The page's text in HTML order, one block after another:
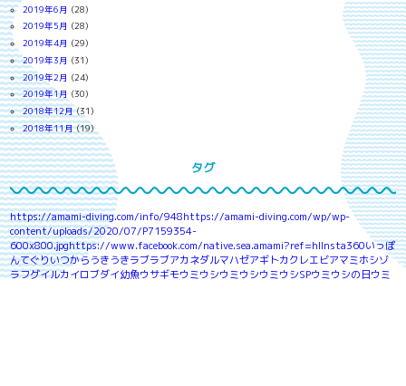
2019年6月 (28)
2019年5月 (28)
2019年4月 (29)
2019年3月 (31)
2019年2月 (24)
2019年1月 (30)
2018年12月(31)
2018年11月(19)
タグ
https://amami-diving.com/info/948https://amami-diving.com/wp/wp-
content/uploads/2020/07/P7159354-
600x800.jpghttps://www.facebook.com/native.sea.amami?ref=hlInsta360いっぽ
んてぐりいつからうきうきラブラブアカネダルマハゼアギトカクレエビアマミホシゾ
ラフグイルカイロブダイ幼魚ウサギモウミウシウミウシウミウシSPウミウシの日ウミ